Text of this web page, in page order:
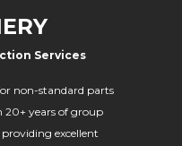
Services
non-standard parts
years of group
excellent